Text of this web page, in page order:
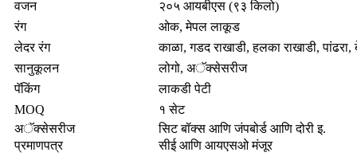
वजन
२०५ आयबीएस (९३ किलो)
रंग
ओक, मेपल लाकूड
लेदर रंग
काळा, गडद राखाडी, हलका राखाडी, पांढरा,
सानुकूलन
लोगो, अॅक्सेसरीज
पॅकिंग
लाकडी पेटी
MOQ
१ सेट
अॅक्सेसरीज
सिट बॉक्स आणि जंपबोर्ड आणि दोरी इ.
प्रमाणपत्र
सीई आणि आयएसओ मंजूर